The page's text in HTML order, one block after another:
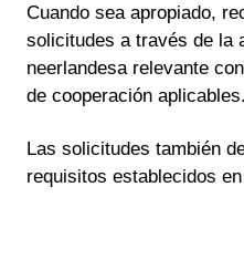
Cuando sea apropiado,
solicitudes a través de la
neerlandesa relevante
de cooperación aplicables.
Las solicitudes también
requisitos establecidos en